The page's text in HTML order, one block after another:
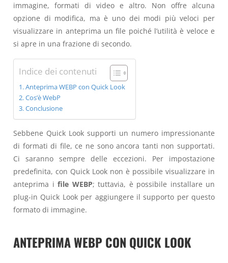
immagine, formati di video e altro. Non offre alcuna
opzione di modifica, ma è uno dei modi più veloci per
visualizzare in anteprima un file poiché l’utilità è veloce e
si apre in una frazione di secondo.
Indice dei contenuti
Anteprima WEBP con Quick Look
Cos’è WebP
Conclusione
Sebbene Quick Look supporti un numero impressionante
di formati di file, ce ne sono ancora tanti non supportati.
Ci saranno sempre delle eccezioni. Per impostazione
predefinita, con Quick Look non è possibile visualizzare in
anteprima i file WEBP; tuttavia, è possibile installare un
plug-in Quick Look per aggiungere il supporto per questo
formato di immagine.
ANTEPRIMA WEBP CON QUICK LOOK